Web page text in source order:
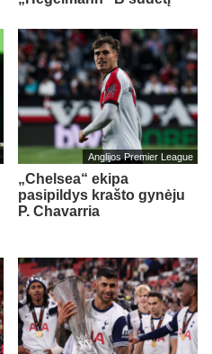
Anglijos Premier League
„Chelsea“ ekipa
pasipildys krašto gynėju
P. Chavarria